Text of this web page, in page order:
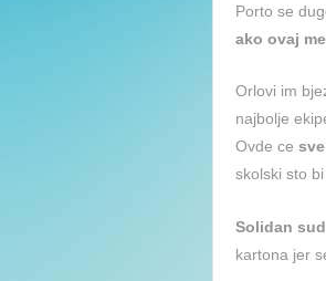
Porto se
ako ovaj
Orlovi im
najbolje
Ovde ce
skolski sto
Solidan
kartona jer